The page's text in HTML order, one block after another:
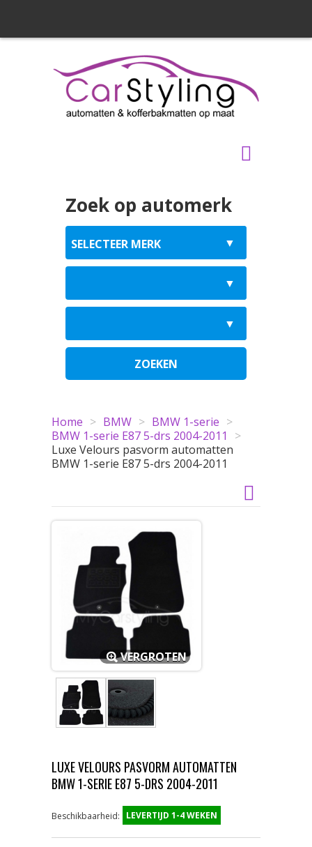
Zoek op automerk
ZOEKEN
Home > BMW > BMW 1-serie >
BMW 1-serie E87 5-drs 2004-2011
>
Luxe Velours pasvorm automatten
BMW 1-serie E87 5-drs 2004-2011
VERGROTEN
LUXE VELOURS PASVORM AUTOMATTEN
BMW 1-SERIE E87 5-DRS 2004-2011
Beschikbaarheid: LEVERTIJD 1-4 WEKEN